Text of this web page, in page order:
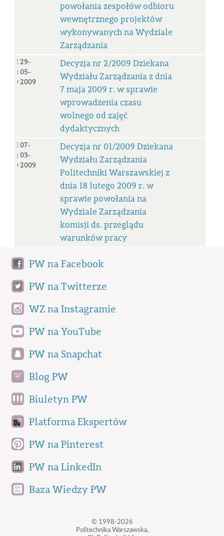
powołania zespołów odbioru
wewnętrznego projektów
wykonywanych na Wydziale
Zarządzania
Decyzja
nr
02/2009
29-
05-
2009
Decyzja nr 2/2009 Dziekana
Wydziału Zarządzania z dnia
7 maja 2009 r. w sprawie
wprowadzenia czasu
wolnego od zajęć
dydaktycznych
Decyzja
nr
01/2009
07-
03-
2009
Decyzja nr 01/2009 Dziekana
Wydziału Zarządzania
Politechniki Warszawskiej z
dnia 18 lutego 2009 r. w
sprawie powołania na
Wydziale Zarządzania
komisji ds. przeglądu
warunków pracy
PW na Facebook
PW na Twitterze
WZ na Instagramie
PW na YouTube
PW na Snapchat
Blog PW
Biuletyn PW
Platforma Ekspertów
PW na Pinterest
PW na LinkedIn
Baza Wiedzy PW
© 1998-2026
Politechnika Warszawska,